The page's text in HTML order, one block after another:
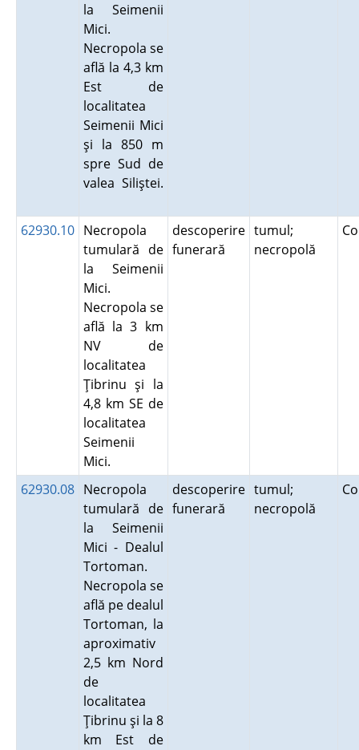
la Seimenii
Mici.
Necropola se
află la 4,3 km
Est de
localitatea
Seimenii Mici
şi la 850 m
spre Sud de
valea Siliştei.
62930.10 Necropola
tumulară de
la Seimenii
Mici.
Necropola se
află la 3 km
NV de
localitatea
Ţibrinu şi la
4,8 km SE de
localitatea
Seimenii
Mici.
descoperire
funerară
tumul;
necropolă
62930.08 Necropola
tumulară de
la Seimenii
Mici - Dealul
Tortoman.
Necropola se
află pe dealul
Tortoman, la
aproximativ
2,5 km Nord
de
localitatea
Ţibrinu şi la 8
km Est de
descoperire
funerară
tumul;
necropolă